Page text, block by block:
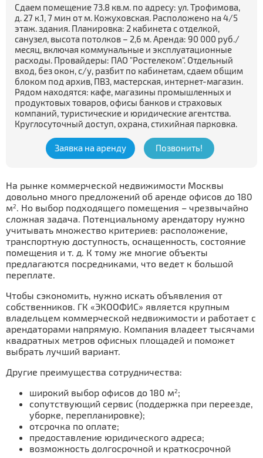
Сдаем помещение 73.8 кв.м. по адресу: ул. Трофимова,
д. 27 к.1, 7 мин от м. Кожуховская. Расположено на 4/5
этаж. здания. Планировка: 2 кабинета с отделкой,
санузел, высота потолков – 2,6 м. Аренда: 90 000 руб./
месяц, включая коммунальные и эксплуатационные
расходы. Провайдеры: ПАО "Ростелеком". Отдельный
вход, без окон, с/у, разбит по кабинетам, сдаем общим
блоком под архив, ПВЗ, мастерская, интернет-магазин.
Рядом находятся: кафе, магазины промышленных и
продуктовых товаров, офисы банков и страховых
компаний, туристические и юридические агентства.
Круглосуточный доступ, охрана, стихийная парковка.
Заявка на аренду Позвонить!
На рынке коммерческой недвижимости Москвы
довольно много предложений об аренде офисов до 180
м2. Но выбор подходящего помещения – чрезвычайно
сложная задача. Потенциальному арендатору нужно
учитывать множество критериев: расположение,
транспортную доступность, оснащенность, состояние
помещения и т. д. К тому же многие объекты
предлагаются посредниками, что ведет к большой
переплате.
Чтобы сэкономить, нужно искать объявления от
собственников. ГК «ЭКООФИС» является крупным
владельцем коммерческой недвижимости и работает с
арендаторами напрямую. Компания владеет тысячами
квадратных метров офисных площадей и поможет
выбрать лучший вариант.
Другие преимущества сотрудничества:
широкий выбор офисов до 180 м2;
сопутствующий сервис (поддержка при переезде,
уборке, перепланировке);
отсрочка по оплате;
предоставление юридического адреса;
возможность долгосрочной и краткосрочной